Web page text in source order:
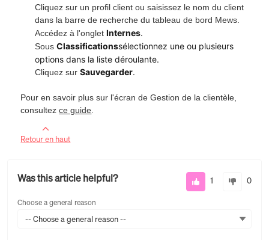
Cliquez sur un profil client ou saisissez le nom du client
dans la barre de recherche du tableau de bord Mews.
Accédez à l'onglet Internes.
SousClassificationssélectionnez une ou plusieurs
options dans la liste déroulante.
Cliquez surSauvegarder.
Pour en savoir plus sur l'écran de Gestion de la clientèle,
consultezce guide
Retour en haut
Was this article helpful? 1 0
Choose a general reason
-- Choose a general reason --